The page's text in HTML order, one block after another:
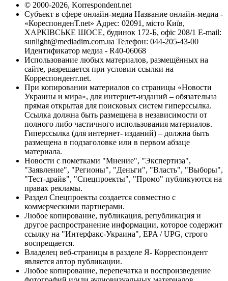
© 2000-2026, Korrespondent.net
Субъект в сфере онлайн-медиа Название онлайн-медиа -
«КореспонденТ.net» Адрес: 02091, місто Київ,
ХАРКІВСЬКЕ ШОСЕ, будинок 172-Б, офіс 208/1 E-mail:
sunlight@mediadim.com.ua Телефон: 044-205-43-00
Идентификатор медиа - R40-06068
Использование любых материалов, размещённых на
сайте, разрешается при условии ссылки на
Корреспондент.net.
При копировании материалов со страницы «Новости
Украины и мира», для интернет-изданий – обязательна
прямая открытая для поисковых систем гиперссылка.
Ссылка должна быть размещена в независимости от
полного либо частичного использования материалов.
Гиперссылка (для интернет- изданий) – должна быть
размещена в подзаголовке или в первом абзаце
материала.
Новости с пометками "Мнение", "Экспертиза",
"Заявление", "Регионы", "Деньги", "Власть", "Выборы",
"Тест-драйв", "Спецпроекты", "Промо" публикуются на
правах рекламы.
Раздел Спецпроекты создается совместно с
коммерческими партнерами.
Любое копирование, публикация, републикация и
другое распространение информации, которое содержит
ссылку на "Интерфакс-Украина", EPA / UPG, строго
воспрещается.
Владелец веб-страницы в разделе Я- Корреспондент
является автор публикации.
Любое копирование, перепечатка и воспроизведение